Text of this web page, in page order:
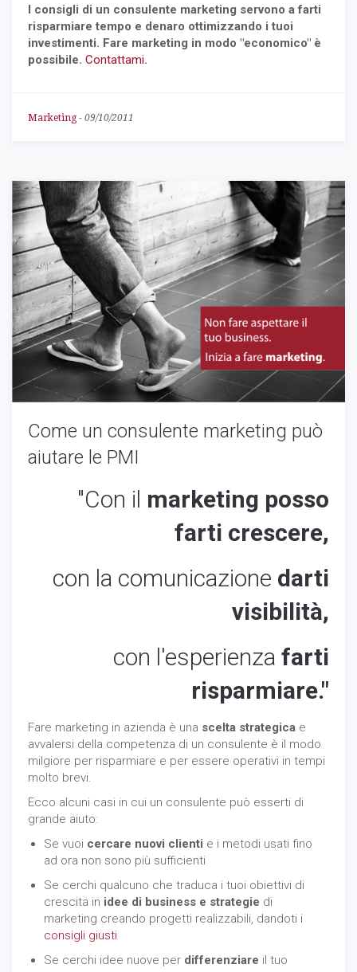
I consigli di un consulente marketing servono a farti
risparmiare tempo e denaro ottimizzando i tuoi
investimenti. Fare marketing in modo "economico" è
possibile. Contattami.
Marketing- 09/10/2011
Come un consulente marketing può
aiutare le PMI
"Con il marketing posso
farti crescere,
con la comunicazione darti
visibilità,
con l'esperienza farti
risparmiare."
Fare marketing in azienda è una scelta strategica e
avvalersi della competenza di un consulente è il modo
milgiore per risparmiare e per essere operativi in tempi
molto brevi.
Ecco alcuni casi in cui un consulente può esserti di
grande aiuto:
Se vuoi cercare nuovi clienti e i metodi usati fino
ad ora non sono più sufficienti
Se cerchi qualcuno che traduca i tuoi obiettivi di
crescita in idee di business e strategie di
marketing creando progetti realizzabili, dandoti i
consigli giusti
Se cerchi idee nuove per differenziare il tuo